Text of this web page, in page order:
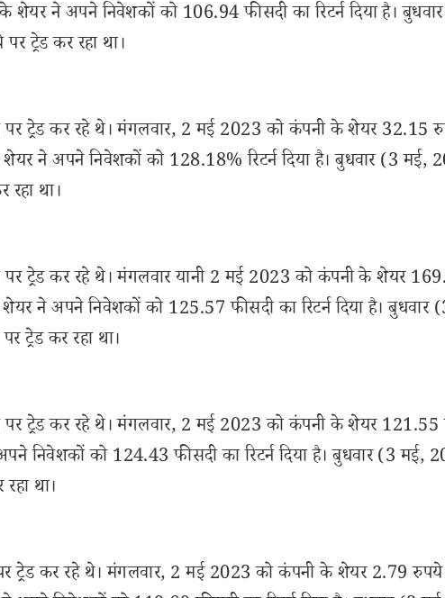
ने अपने निवेशकों को 106.94 फीसदी का रिटर्न दिया है।
ट्रेड कर रहा था।
ट्रेड कर रहे थे। मंगलवार, 2 मई 2023 को कंपनी के शेयर 32.15
ने अपने निवेशकों को 128.18% रिटर्न दिया है। बुधवार (3 मई,
था।
ट्रेड कर रहे थे। मंगलवार यानी 2 मई 2023 को कंपनी के शेयर
ने अपने निवेशकों को 125.57 फीसदी का रिटर्न दिया है। बुधवार
कर रहा था।
ट्रेड कर रहे थे। मंगलवार, 2 मई 2023 को कंपनी के शेयर 121.55
निवेशकों को 124.43 फीसदी का रिटर्न दिया है। बुधवार (3 मई,
था।
कर रहे थे। मंगलवार, 2 मई 2023 को कंपनी के शेयर 2.79